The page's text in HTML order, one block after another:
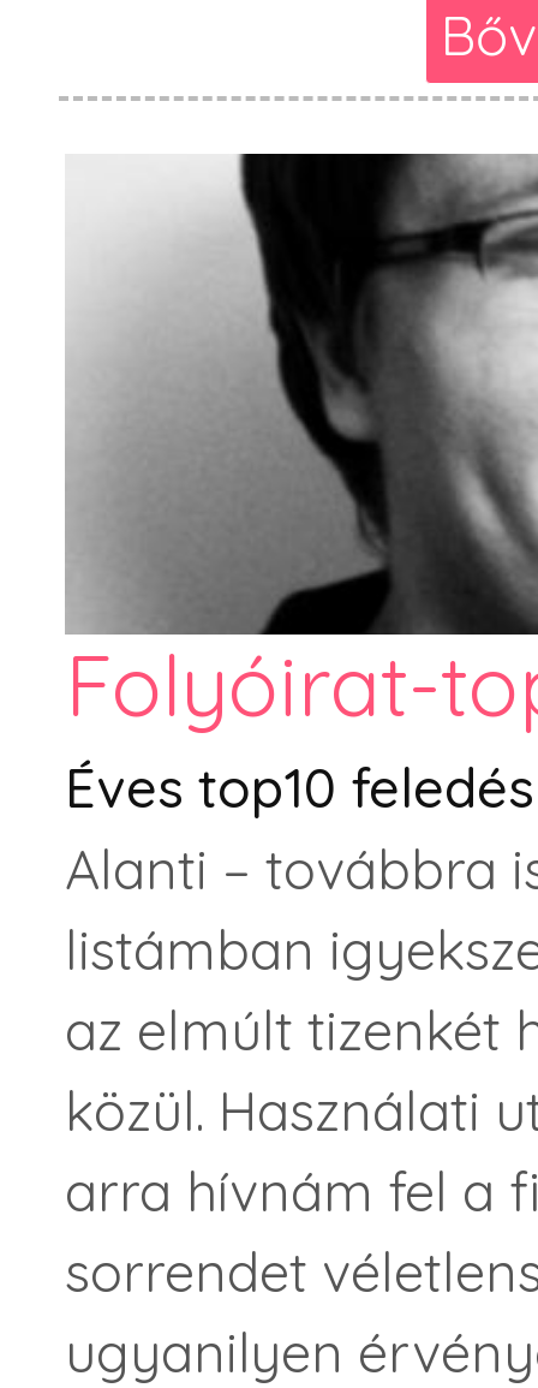
Folyóirat-
Éves top10
Alanti – továbbra
listámban
az elmúlt tizenkét
közül. Használati
arra hívnám fel a
sorrendet
ugyanilyen